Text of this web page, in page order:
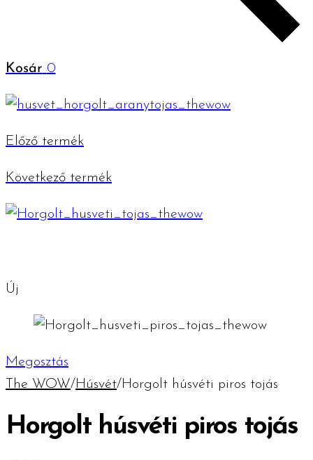
Kosár 0
Előző termék
Következő termék
Új
Megosztás
The WOW/Húsvét/Horgolt húsvéti piros tojás
Horgolt húsvéti piros tojás